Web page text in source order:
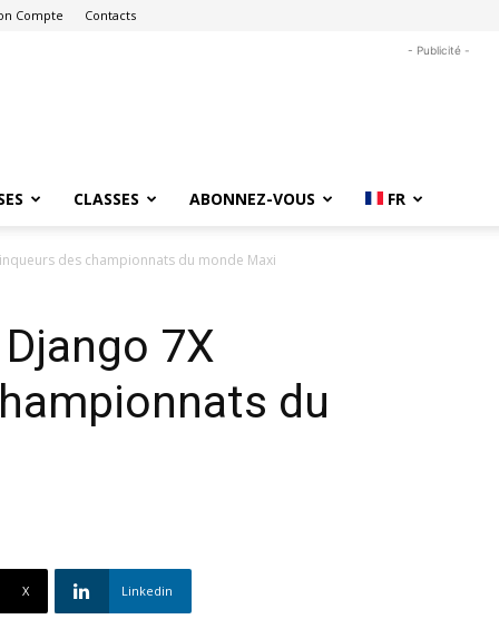
Compte Contacts
- Publicité -
CLASSES ABONNEZ-VOUS FR
des championnats du monde Maxi
7X
du
X Linkedin